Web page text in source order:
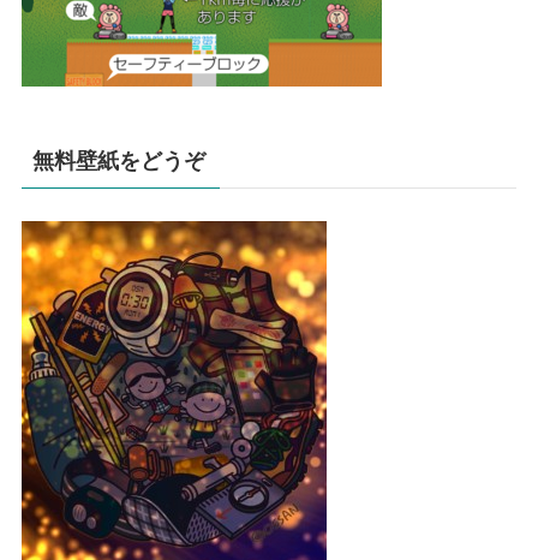
無料壁紙をどうぞ